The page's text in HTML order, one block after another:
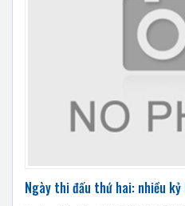
Ngày thi đấu thứ hai: nhiều